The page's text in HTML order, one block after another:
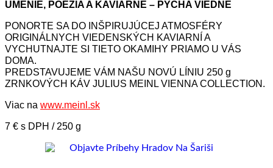
UMENIE, POÉZIA A KAVIARNE – PÝCHA VIEDNE
PONORTE SA DO INŠPIRUJÚCEJ ATMOSFÉRY
ORIGINÁLNYCH VIEDENSKÝCH KAVIARNÍ A
VYCHUTNAJTE SI TIETO OKAMIHY PRIAMO U VÁS
DOMA.
PREDSTAVUJEME VÁM NAŠU NOVÚ LÍNIU 250 g
ZRNKOVÝCH KÁV JULIUS MEINL VIENNA COLLECTION.
Viac na www.meinl.sk
7 € s DPH / 250 g